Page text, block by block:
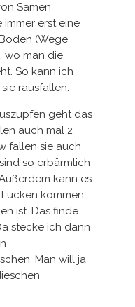
Samen
immer erst eine
(Wege
wo man die
So kann ich
rausfallen.
geht das
auch mal 2
fallen sie auch
so erbärmlich
kann es
kommen,
ist. Das finde
stecke ich dann
Man will ja